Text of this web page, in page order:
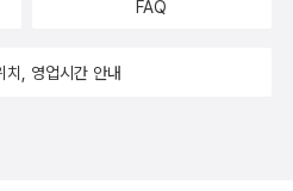
제를 돌아봐야 할 때다. 온라인 극우
. 이 책은 그 거부에 중요한 참고가 될
폭력적으로 발현되고, 심지어 여
우리 사회가 이를 어떻게 이해하고
지마... 어디가서도 이런 글 못본다..
한 요건이 있다. 바로, 주변에 쉽
세울 수 있어야 한다는 것이다. 이것
라운, 민주주의 살해하기: 보수주의
정한다 #제국과의로운민족外 #586
FAQ
치, 영업시간 안내